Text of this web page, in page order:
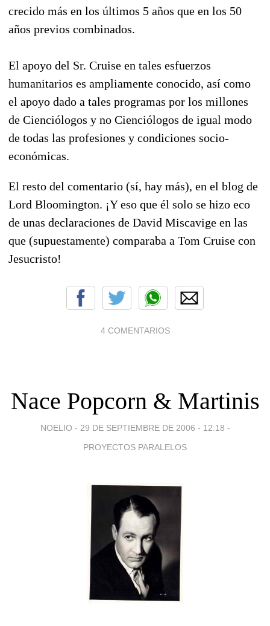
crecido más en los últimos 5 años que en los 50
años previos combinados.
El apoyo del Sr. Cruise en tales esfuerzos
humanitarios es ampliamente conocido, así como
el apoyo dado a tales programas por los millones
de Cienciólogos y no Cienciólogos de igual modo
de todas las profesiones y condiciones socio-
económicas.
El resto del comentario (sí, hay más), en el blog de
Lord Bloomington. ¡Y eso que él solo se hizo eco
de unas declaraciones de David Miscavige en las
que (supuestamente) comparaba a Tom Cruise con
Jesucristo!
4 COMENTARIOS
Nace Popcorn & Martinis
NOELIO - 29 DE SEPTIEMBRE DE 2006 - 12:18 -
PROYECTOS PARALELOS